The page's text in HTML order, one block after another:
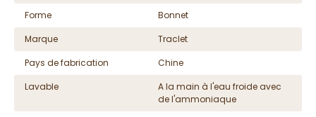
Forme
Bonnet
Marque
Traclet
Pays de fabrication
Chine
Lavable
A la main à l'eau froide avec
de l'ammoniaque